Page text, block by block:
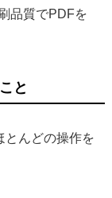
品質でPDFを
と
とんどの操作を